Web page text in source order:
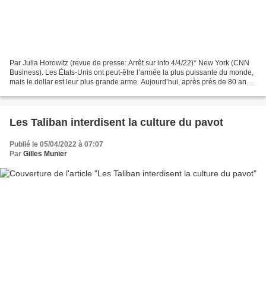
Par Julia Horowitz (revue de presse: Arrêt sur info 4/4/22)* New York (CNN
Business). Les États-Unis ont peut-être l’armée la plus puissante du monde,
mais le dollar est leur plus grande arme. Aujourd’hui, après près de 80 ans
Les Taliban interdisent la culture du pavot
Publié le 05/04/2022 à 07:07
Par Gilles Munier